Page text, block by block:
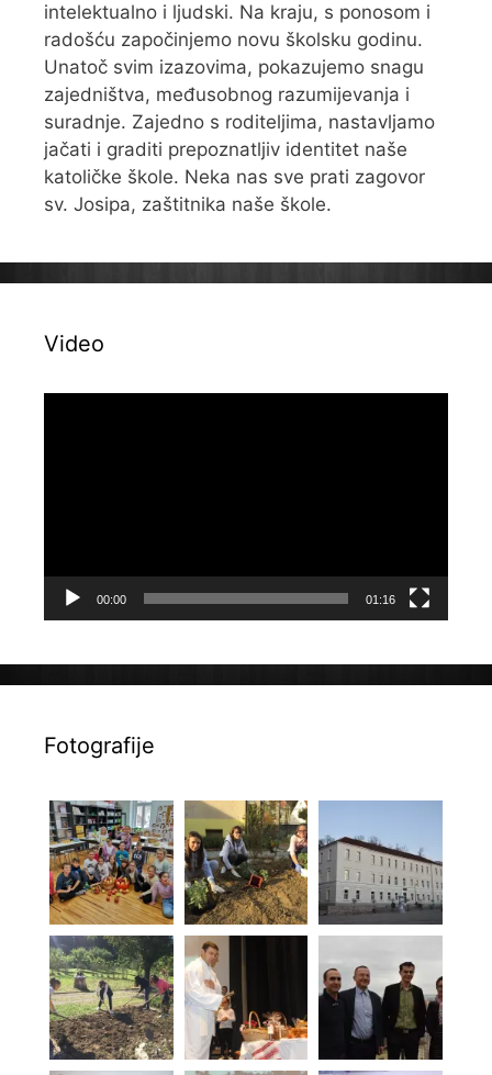
intelektualno i ljudski. Na kraju, s ponosom i
radošću započinjemo novu školsku godinu.
Unatoč svim izazovima, pokazujemo snagu
zajedništva, međusobnog razumijevanja i
suradnje. Zajedno s roditeljima, nastavljamo
jačati i graditi prepoznatljiv identitet naše
katoličke škole. Neka nas sve prati zagovor
sv. Josipa, zaštitnika naše škole.
Video
00:00 01:16
Fotografije